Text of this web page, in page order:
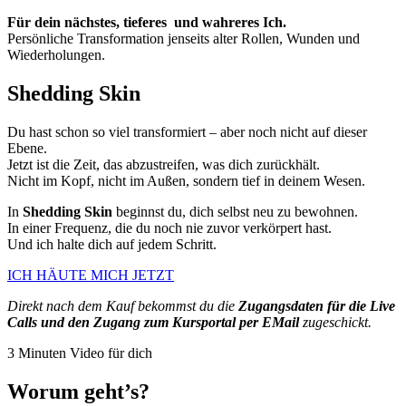
Für dein nächstes, tieferes und wahreres Ich.
Persönliche Transformation jenseits alter Rollen, Wunden und
Wiederholungen.
Shedding Skin
Du hast schon so viel transformiert – aber noch nicht auf dieser
Ebene.
Jetzt ist die Zeit, das abzustreifen, was dich zurückhält.
Nicht im Kopf, nicht im Außen, sondern tief in deinem Wesen.
In Shedding Skin beginnst du, dich selbst neu zu bewohnen.
In einer Frequenz, die du noch nie zuvor verkörpert hast.
Und ich halte dich auf jedem Schritt.
ICH HÄUTE MICH JETZT
Direkt nach dem Kauf bekommst du die Zugangsdaten für die Live
Calls und den Zugang zum Kursportalper EMailzugeschickt.
3 Minuten Video für dich
Worum geht’s?